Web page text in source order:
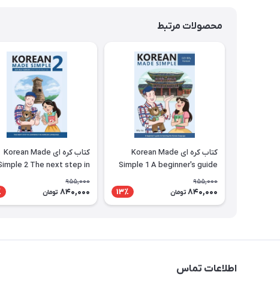
محصولات مرتبط
کتاب کره ای Korean Made
Simple 1 A beginner's guide
to learning the Korean
language
955,000
840,000 تومان 13٪
کتاب کره ای Korean Made
2 The next step in
the Korean language
955,000
840,000 تومان
اطلاعات تماس